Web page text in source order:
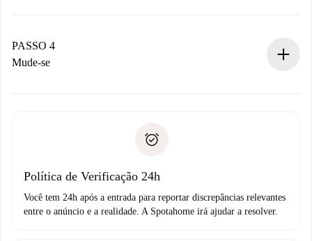
proprietário.
Se recusada: não cobraremos nada e ofereceremos
Débito direto bancário
PASSO 4
Mude-se
não comunicar nenhum problema.
Política de Verificação 24h
Você tem 24h após a entrada para reportar discrepâncias relevantes
entre o anúncio e a realidade. A Spotahome irá ajudar a resolver.